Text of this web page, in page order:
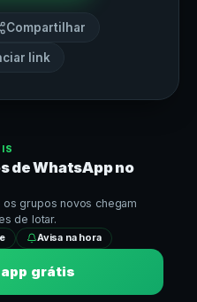
Compartilhar
link
deWhatsAppno
grupos novos chegam
de lotar.
Avisa na hora
grátis